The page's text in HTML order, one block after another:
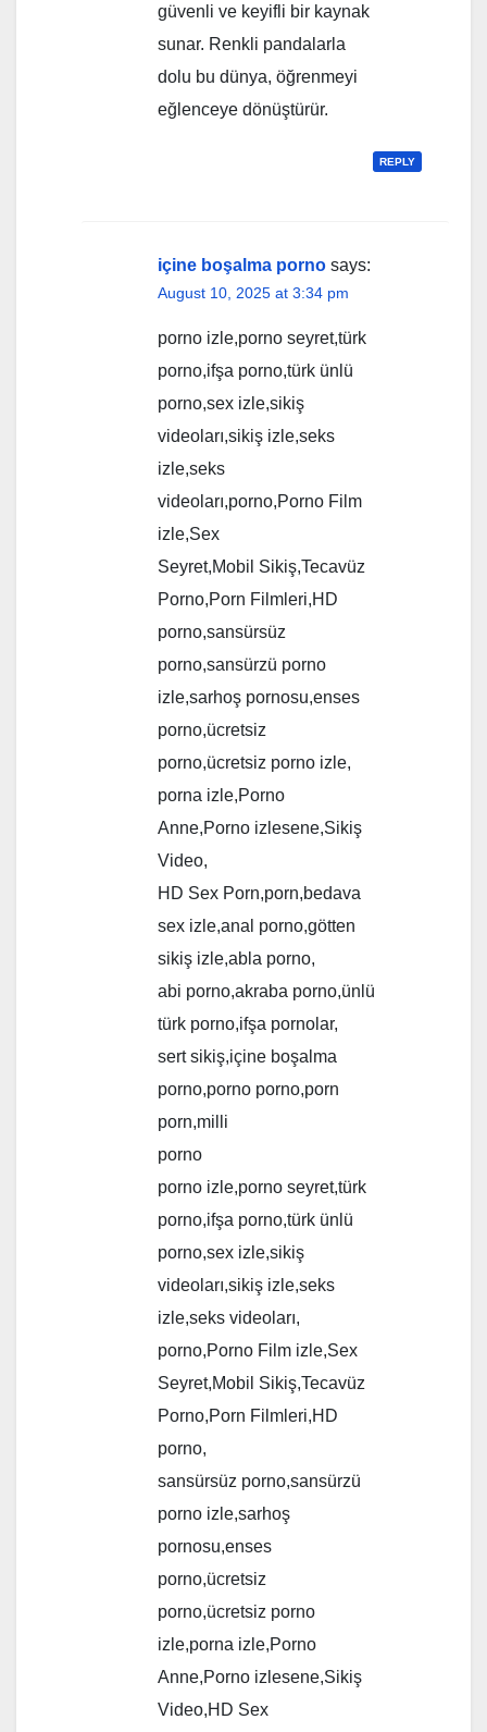
güvenli ve keyifli bir kaynak
sunar. Renkli pandalarla
dolu bu dünya, öğrenmeyi
eğlenceye dönüştürür.
REPLY
içine boşalma porno says:
August 10, 2025 at 3:34 pm
porno izle,porno seyret,türk
porno,ifşa porno,türk ünlü
porno,sex izle,sikiş
videoları,sikiş izle,seks
izle,seks
videoları,porno,Porno Film
izle,Sex
Seyret,Mobil Sikiş,Tecavüz
Porno,Porn Filmleri,HD
porno,sansürsüz
porno,sansürzü porno
izle,sarhoş pornosu,enses
porno,ücretsiz
porno,ücretsiz porno izle,
porna izle,Porno
Anne,Porno izlesene,Sikiş
Video,
HD Sex Porn,porn,bedava
sex izle,anal porno,götten
sikiş izle,abla porno,
abi porno,akraba porno,ünlü
türk porno,ifşa pornolar,
sert sikiş,içine boşalma
porno,porno porno,porn
porn,milli
porno
porno izle,porno seyret,türk
porno,ifşa porno,türk ünlü
porno,sex izle,sikiş
videoları,sikiş izle,seks
izle,seks videoları,
porno,Porno Film izle,Sex
Seyret,Mobil Sikiş,Tecavüz
Porno,Porn Filmleri,HD
porno,
sansürsüz porno,sansürzü
porno izle,sarhoş
pornosu,enses
porno,ücretsiz
porno,ücretsiz porno
izle,porna izle,Porno
Anne,Porno izlesene,Sikiş
Video,HD Sex